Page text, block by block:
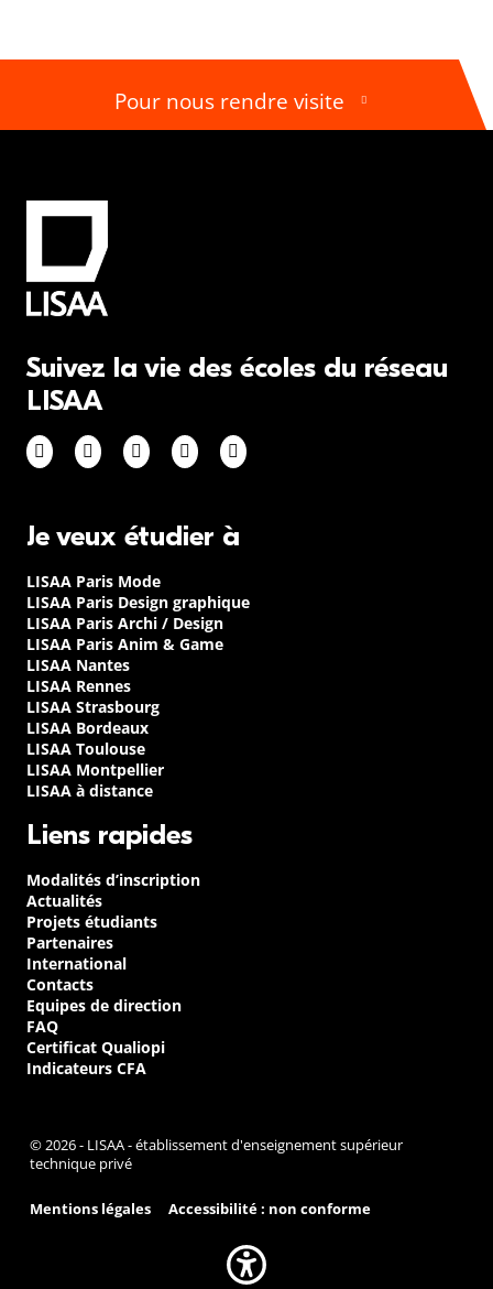
Pour nous rendre visite
Suivez la vie des écoles du réseau
LISAA
Je veux étudier à
LISAA Paris Mode
LISAA Paris Design graphique
LISAA Paris Archi / Design
LISAA Paris Anim & Game
LISAA Nantes
LISAA Rennes
LISAA Strasbourg
LISAA Bordeaux
LISAA Toulouse
LISAA Montpellier
LISAA à distance
Liens rapides
Modalités d’inscription
Actualités
Projets étudiants
Partenaires
International
Contacts
Equipes de direction
FAQ
Certificat Qualiopi
Indicateurs CFA
© 2026 - LISAA - établissement d'enseignement supérieur
technique privé
Mentions légales Accessibilité : non conforme